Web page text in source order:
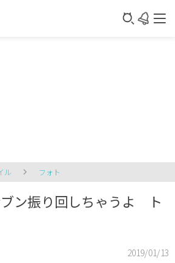
ル フォト
ン振り回しちゃうよ ト
2019/01/13